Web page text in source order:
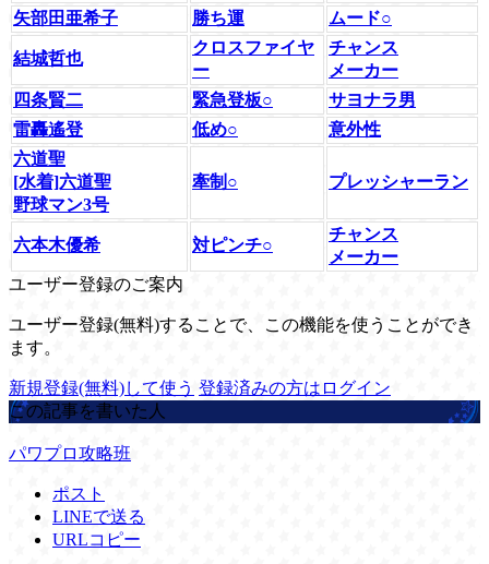
矢部田亜希子
勝ち運 ムード○
結城哲也
クロスファイヤ
ー
チャンス
メーカー
四条賢二
緊急登板○
サヨナラ男
雷轟遙登
低め○
意外性
六道聖
[水着]六道聖
野球マン3号
牽制○ プレッシャーラン
六本木優希 対ピンチ○
チャンス
メーカー
ユーザー登録のご案内
ユーザー登録(無料)することで、この機能を使うことができ
ます。
新規登録(無料)して使う 登録済みの方はログイン
この記事を書いた人
パワプロ攻略班
ポスト
LINEで送る
URLコピー